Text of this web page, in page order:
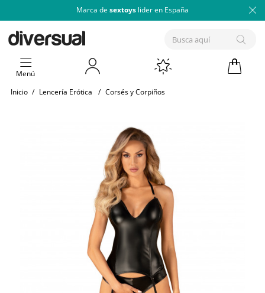
Marca de sextoys lider en España
Menú
Inicio / Lencería Erótica / Corsés y Corpiños